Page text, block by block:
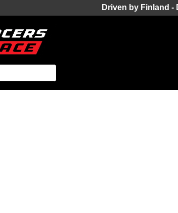
Driven by Finland -